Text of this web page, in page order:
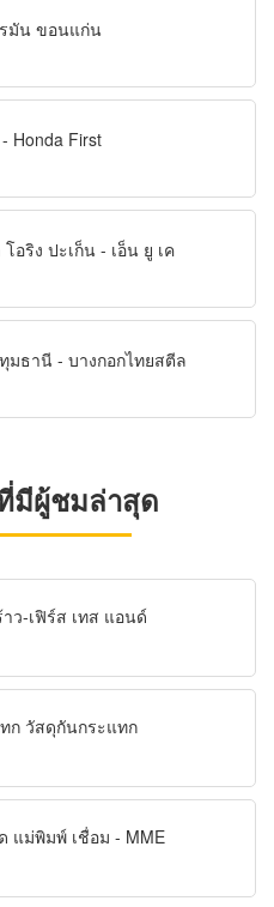
มัน ขอนแก่น
Honda First
อริง ปะเก็น - เอ็น ยู เค
มธานี - บางกอกไทยสตีล
มีผู้ชมล่าสุด
ว-เฟิร์ส เทส แอนด์
วัสดุกันกระแทก
แม่พิมพ์ เชื่อม - MME